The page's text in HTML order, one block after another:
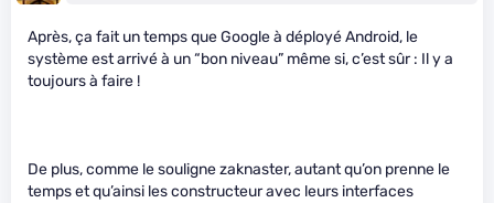
Après, ça fait un temps que Google à déployé Android, le
système est arrivé à un “bon niveau” même si, c’est sûr : Il y a
toujours à faire !
De plus, comme le souligne zaknaster, autant qu’on prenne le
temps et qu’ainsi les constructeur avec leurs interfaces